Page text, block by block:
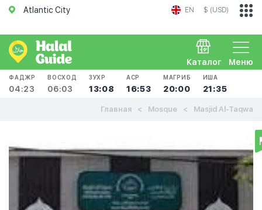
Atlantic City EN $ (USD)
Меню
Каталог
ФАДЖР
04:23
ВОСХОД
06:03
ЗУХР
13:08
АСР
16:53
МАГРИБ
20:00
ИША
21:35
Главная Mosque Masjid Al-Taqwa